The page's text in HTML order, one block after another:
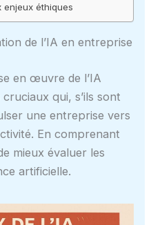
enjeux éthiques
de l’IA en entreprise
en œuvre de l’IA
qui, s’ils sont
une entreprise vers
En comprenant
mieux évaluer les
artificielle.